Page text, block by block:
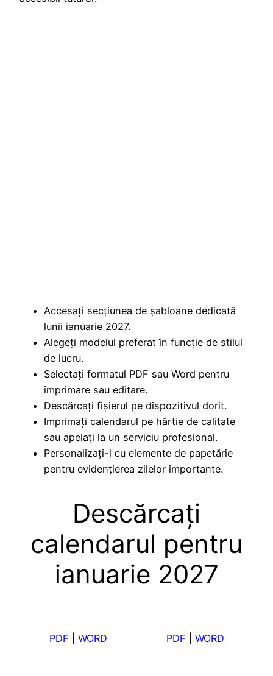
Accesați secțiunea de șabloane dedicată
lunii ianuarie 2027.
Alegeți modelul preferat în funcție de stilul
de lucru.
Selectați formatul PDF sau Word pentru
imprimare sau editare.
Descărcați fișierul pe dispozitivul dorit.
Imprimați calendarul pe hârtie de calitate
sau apelați la un serviciu profesional.
Personalizați-l cu elemente de papetărie
pentru evidențierea zilelor importante.
Descărcați
calendarul pentru
ianuarie 2027
PDF WORD PDF WORD